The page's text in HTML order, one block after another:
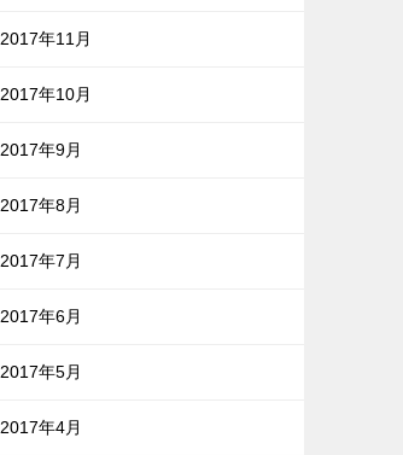
2017年11月
2017年10月
2017年9月
2017年8月
2017年7月
2017年6月
2017年5月
2017年4月